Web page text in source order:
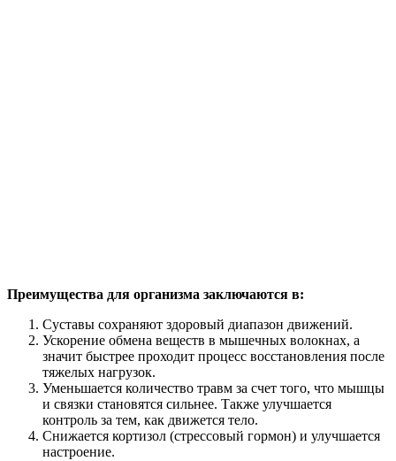
Преимущества для организма заключаются в:
Суставы сохраняют здоровый диапазон движений.
Ускорение обмена веществ в мышечных волокнах, а
значит быстрее проходит процесс восстановления после
тяжелых нагрузок.
Уменьшается количество травм за счет того, что мышцы
и связки становятся сильнее. Также улучшается
контроль за тем, как движется тело.
Снижается кортизол (стрессовый гормон) и улучшается
настроение.